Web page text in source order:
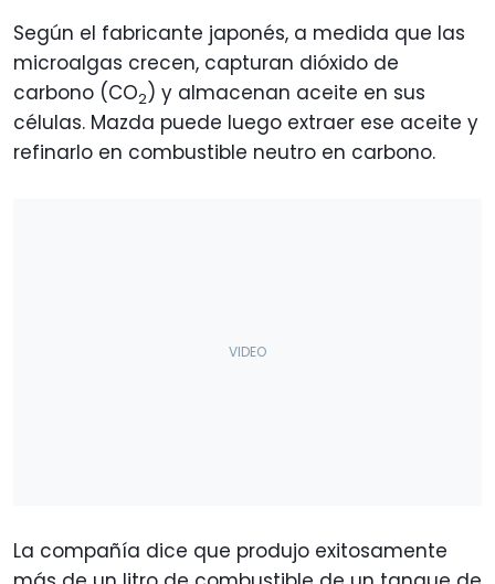
Según el fabricante japonés, a medida que las
microalgas crecen, capturan dióxido de
carbono (CO2) y almacenan aceite en sus
células. Mazda puede luego extraer ese aceite y
refinarlo en combustible neutro en carbono.
La compañía dice que produjo exitosamente